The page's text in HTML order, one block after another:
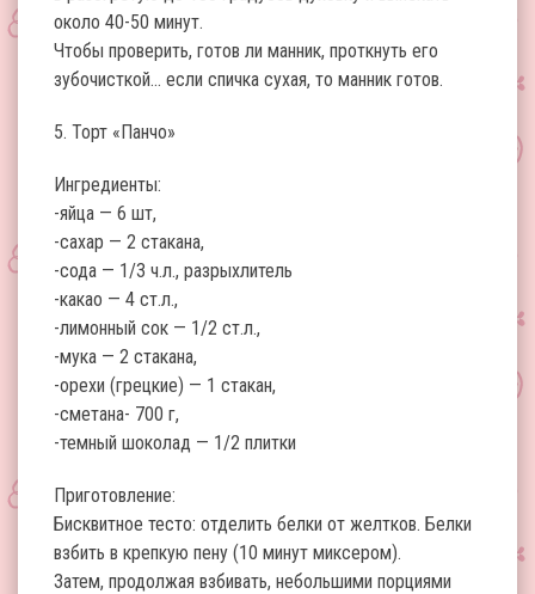
около 40-50 минут.
Чтобы проверить, готов ли манник, проткнуть его
зубочисткой… если спичка сухая, то манник готов.
5. Торт «Панчо»
Ингредиенты:
-яйца — 6 шт,
-сахар — 2 стакана,
-сода — 1/3 ч.л., разрыхлитель
-какао — 4 ст.л.,
-лимонный сок — 1/2 ст.л.,
-мука — 2 стакана,
-орехи (грецкие) — 1 стакан,
-сметана- 700 г,
-темный шоколад — 1/2 плитки
Приготовление:
Бисквитное тесто: отделить белки от желтков. Белки
взбить в крепкую пену (10 минут миксером).
Затем, продолжая взбивать, небольшими порциями